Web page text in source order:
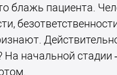
блажь пациента.
начальной